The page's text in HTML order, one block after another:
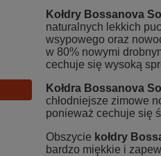
Kołdry Bossanova
naturalnych lekkich
wsypowego oraz
w 80% nowymi
cechuje się wysoką
Kołdra Bossanova
chłodniejsze zimowe
ponieważ cechuje się
Obszycie kołdry
bardzo miękkie i